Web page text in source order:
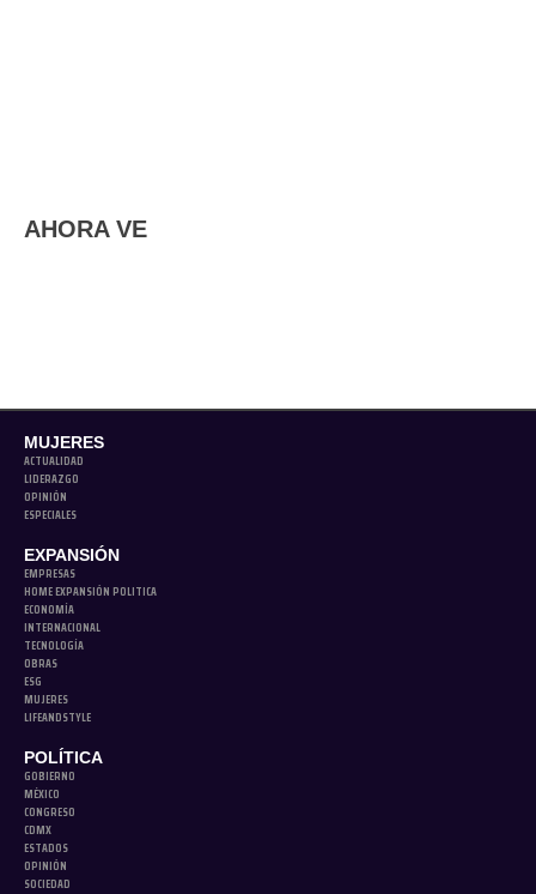
AHORA VE
MUJERES
ACTUALIDAD
LIDERAZGO
OPINIÓN
ESPECIALES
EXPANSIÓN
EMPRESAS
HOME EXPANSIÓN POLITICA
ECONOMÍA
INTERNACIONAL
TECNOLOGÍA
OBRAS
ESG
MUJERES
LIFEANDSTYLE
POLÍTICA
GOBIERNO
MÉXICO
CONGRESO
CDMX
ESTADOS
OPINIÓN
SOCIEDAD